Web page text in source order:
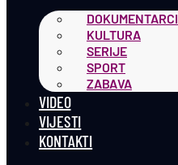
DOKUMENTARCI
KULTURA
SERIJE
SPORT
ZABAVA
VIDEO
VIJESTI
KONTAKTI